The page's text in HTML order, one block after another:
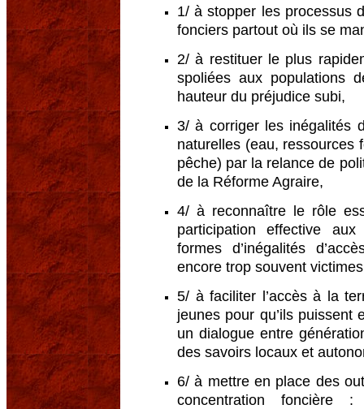
1/ à stopper les processus
fonciers partout où ils se
2/ à restituer le plus
spoliées aux populations
hauteur du préjudice subi,
3/ à corriger les inégalités
naturelles (eau, ressources
pêche) par la relance de
de la Réforme Agraire,
4/ à reconnaître le rôle
participation effective
formes d’inégalités
encore trop souvent
5/ à faciliter l’accès à la
jeunes pour qu’ils puissent
un dialogue entre
des savoirs locaux et
6/ à mettre en place des
concentration foncière :